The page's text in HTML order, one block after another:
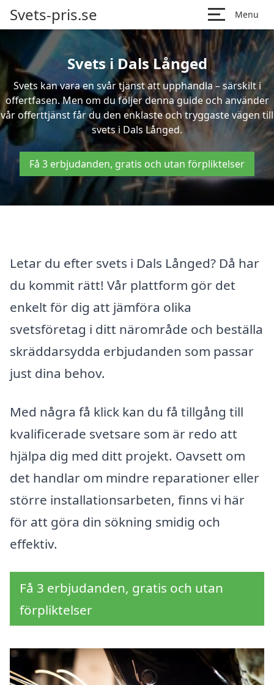
Svets-pris.se Menu
Svets i Dals Långed
Svets kan vara en svår tjänst att upphandla – särskilt i
offertfasen. Men om du följer denna guide och använder
vår offerttjänst får du den enklaste och tryggaste vägen till
svets i Dals Långed.
Få 3 erbjudanden, gratis och utan förpliktelser
Letar du efter svets i Dals Långed? Då har
du kommit rätt! Vår plattform gör det
enkelt för dig att jämföra olika
svetsföretag i ditt närområde och beställa
skräddarsydda erbjudanden som passar
just dina behov.
Med några få klick kan du få tillgång till
kvalificerade svetsare som är redo att
hjälpa dig med ditt projekt. Oavsett om
det handlar om mindre reparationer eller
större installationsarbeten, finns vi här
för att göra din sökning smidig och
effektiv.
Få 3 erbjudanden, gratis och utan
förpliktelser